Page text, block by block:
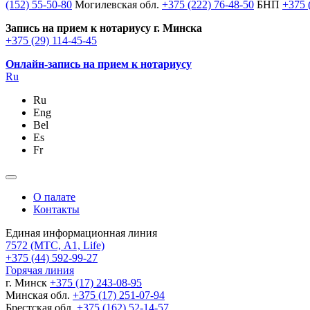
(152) 55-50-80 Могилевская обл. +375 (222) 76-48-50 БНП +375
Запись на прием к нотариусу г. Минска
+375 (29) 114-45-45
Онлайн-запись на прием к нотариусу
Ru
Ru
Eng
Bel
Es
Fr
О палате
Контакты
Единая информационная линия
7572 (МТС, A1, Life)
+375 (44) 592-99-27
Горячая линия
г. Минск +375 (17) 243-08-95
Минская обл. +375 (17) 251-07-94
Брестская обл. +375 (162) 52-14-57